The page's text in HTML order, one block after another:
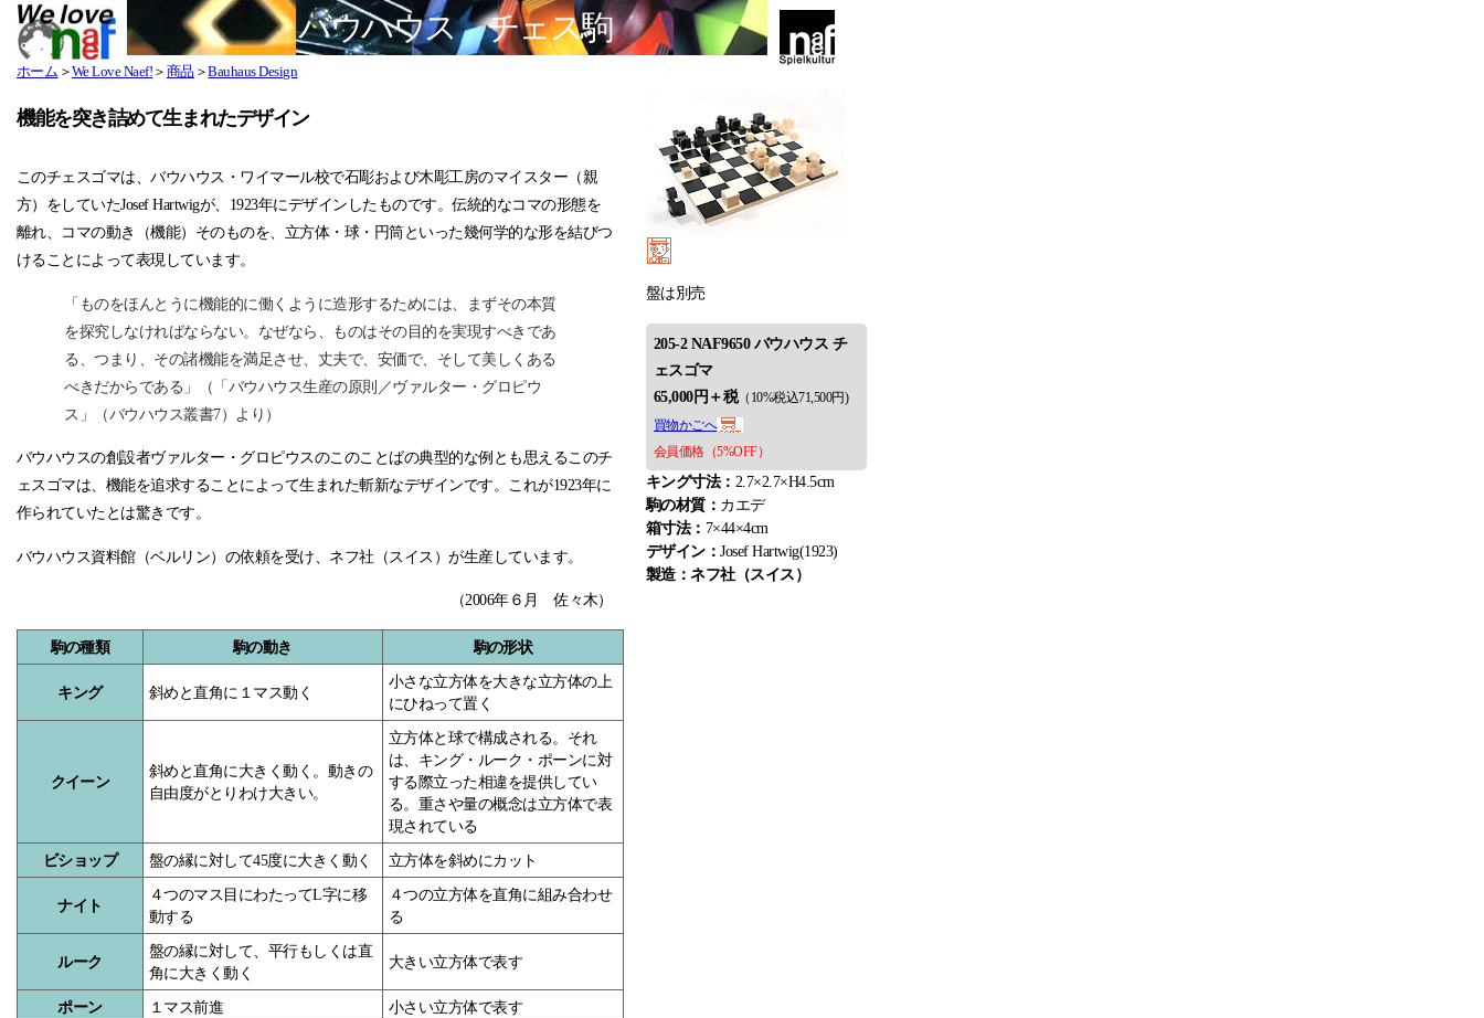
ホーム ＞We Love Naef! ＞ 商品 ＞Bauhaus Design
バウハウス チェス駒
機能を突き詰めて生まれたデザイン
このチェスゴマは、バウハウス・ワイマール校で石彫および木彫工房のマイスター（親
方）をしていたJosef Hartwigが、1923年にデザインしたものです。伝統的なコマの形態を
離れ、コマの動き（機能）そのものを、立方体・球・円筒といった幾何学的な形を結びつ
けることによって表現しています。
「ものをほんとうに機能的に働くように造形するためには、まずその本質
を探究しなければならない。なぜなら、ものはその目的を実現すべきであ
る、つまり、その諸機能を満足させ、丈夫で、安価で、そして美しくある
べきだからである」（「バウハウス生産の原則／ヴァルター・グロピウ
ス」（バウハウス叢書7）より）
バウハウスの創設者ヴァルター・グロピウスのこのことばの典型的な例とも思えるこのチ
ェスゴマは、機能を追求することによって生まれた斬新なデザインです。これが1923年に
作られていたとは驚きです。
バウハウス資料館（ベルリン）の依頼を受け、ネフ社（スイス）が生産しています。
（2006年６月 佐々木）
駒の種類 駒の動き 駒の形状
キング 斜めと直角に１マス動く
小さな立方体を大きな立方体の上
にひねって置く
クイーン
斜めと直角に大きく動く。動きの
自由度がとりわけ大きい。
立方体と球で構成される。それ
は、キング・ルーク・ポーンに対
する際立った相違を提供してい
る。重さや量の概念は立方体で表
現されている
ビショップ
盤の縁に対して45度に大きく動く 立方体を斜めにカット
ナイト
４つのマス目にわたってL字に移
動する
４つの立方体を直角に組み合わせ
る
ルーク
盤の縁に対して、平行もしくは直
角に大きく動く
大きい立方体で表す
ポーン １マス前進 小さい立方体で表す
盤は別売
205-2 NAF9650 バウハウス チ
ェスゴマ
65,000円＋税（10%税込71,500円)
買物かごへ
会員価格（5%OFF）
キング寸法： 2.7×2.7×H4.5cm
駒の材質： カエデ
箱寸法： 7×44×4cm
デザイン：Josef Hartwig(1923)
製造：ネフ社（スイス）